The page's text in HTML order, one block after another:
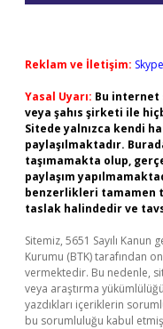
Reklam ve İletişim:
Yasal Uyarı: Bu internet
veya şahıs şirketi ile
Sitede yalnızca kendi
paylaşılmaktadır.
taşımamakta olup,
paylaşım
benzerlikleri tamamen
taslak halindedir ve
Sitemiz, 5651 Sayılı
Kurumu (BTK) tarafından
vermektedir. Bu nedenle,
veya araştırma
yazdıkları içeriklerin
bu sorumluluğu kabul etmiş